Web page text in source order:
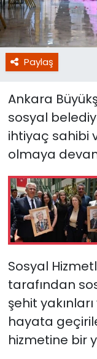
Paylaş
Ankara
sosyal
ihtiyaç sahibi
olmaya
Sosyal
tarafından
şehit
hayata
hizmetine bir